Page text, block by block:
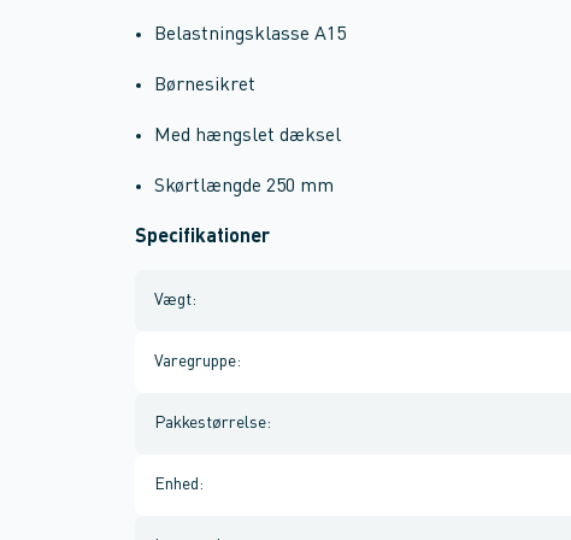
Belastningsklasse A15
Børnesikret
Med hængslet dæksel
Skørtlængde 250 mm
Specifikationer
Vægt:
Varegruppe:
Pakkestørrelse:
Enhed :